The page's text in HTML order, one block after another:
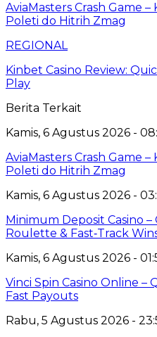
AviaMasters Crash Game
Poleti do Hitrih Zmag
REGIONAL
Kinbet Casino Review:
Play
Berita Terkait
Kamis, 6 Agustus 2026 -
AviaMasters Crash Game
Poleti do Hitrih Zmag
Kamis, 6 Agustus 2026 -
Minimum Deposit Casino
Roulette & Fast‑Track
Kamis, 6 Agustus 2026 -
Vinci Spin Casino Online –
Fast Payouts
Rabu, 5 Agustus 2026 -